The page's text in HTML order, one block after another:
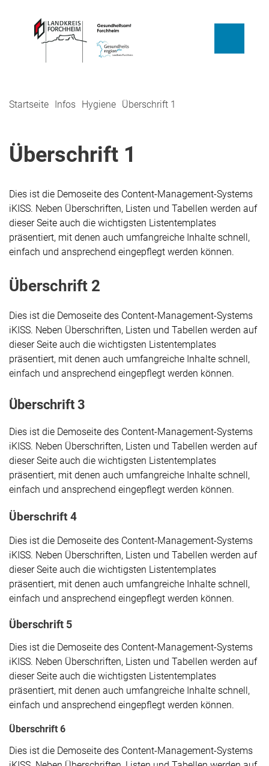
Startseite Infos Hygiene Überschrift 1
Überschrift 1
Dies ist die Demoseite des Content-Management-Systems
iKISS. Neben Überschriften, Listen und Tabellen werden auf
dieser Seite auch die wichtigsten Listentemplates
präsentiert, mit denen auch umfangreiche Inhalte schnell,
einfach und ansprechend eingepflegt werden können.
Überschrift 2
Dies ist die Demoseite des Content-Management-Systems
iKISS. Neben Überschriften, Listen und Tabellen werden auf
dieser Seite auch die wichtigsten Listentemplates
präsentiert, mit denen auch umfangreiche Inhalte schnell,
einfach und ansprechend eingepflegt werden können.
Überschrift 3
Dies ist die Demoseite des Content-Management-Systems
iKISS. Neben Überschriften, Listen und Tabellen werden auf
dieser Seite auch die wichtigsten Listentemplates
präsentiert, mit denen auch umfangreiche Inhalte schnell,
einfach und ansprechend eingepflegt werden können.
Überschrift 4
Dies ist die Demoseite des Content-Management-Systems
iKISS. Neben Überschriften, Listen und Tabellen werden auf
dieser Seite auch die wichtigsten Listentemplates
präsentiert, mit denen auch umfangreiche Inhalte schnell,
einfach und ansprechend eingepflegt werden können.
Überschrift 5
Dies ist die Demoseite des Content-Management-Systems
iKISS. Neben Überschriften, Listen und Tabellen werden auf
dieser Seite auch die wichtigsten Listentemplates
präsentiert, mit denen auch umfangreiche Inhalte schnell,
einfach und ansprechend eingepflegt werden können.
Überschrift 6
Dies ist die Demoseite des Content-Management-Systems